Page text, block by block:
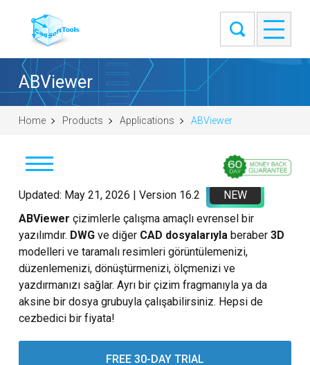
ABViewer
Home Products Applications ABViewer
İndir
Satın al
Soru sor
Ekran görüntüleri
Öğreticiler
Updated: May 21, 2026 | Version 16.2
NEW
ABViewer çizimlerle çalışma amaçlı evrensel bir
yazılımdır. DWG ve diğer CAD dosyalarıyla beraber3D
modelleri ve taramalı resimleri görüntülemenizi,
düzenlemenizi, dönüştürmenizi, ölçmenizi ve
yazdırmanızı sağlar. Ayrı bir çizim fragmanıyla ya da
aksine bir dosya grubuyla çalışabilirsiniz. Hepsi de
cezbedici bir fiyata!
FREE 30-DAY TRIAL